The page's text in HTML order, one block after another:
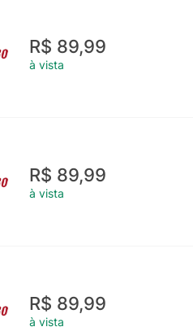
R$ 89,99
à vista
R$ 89,99
à vista
R$ 89,99
à vista